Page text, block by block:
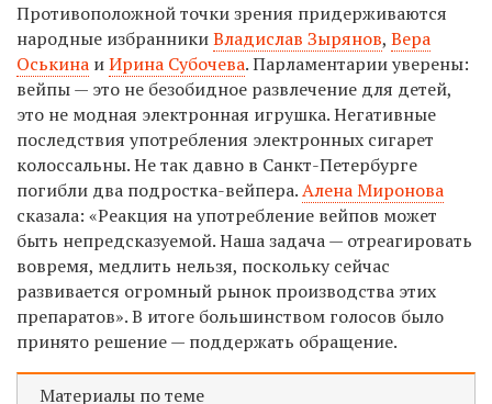
Противоположной точки зрения придерживаются
народные избранникиВладислав Зырянов, Вера
Оськина иИрина Субочева. Парламентарии уверены:
вейпы — это не безобидное развлечение для детей,
это не модная электронная игрушка. Негативные
последствия употребления электронных сигарет
колоссальны. Не так давно в Санкт-Петербурге
погибли два подростка-вейпера.Алена Миронова
сказала: «Реакция на употребление вейпов может
быть непредсказуемой. Наша задача — отреагировать
вовремя, медлить нельзя, поскольку сейчас
развивается огромный рынок производства этих
препаратов». В итоге большинством голосов было
принято решение — поддержать обращение.
Материалы по теме